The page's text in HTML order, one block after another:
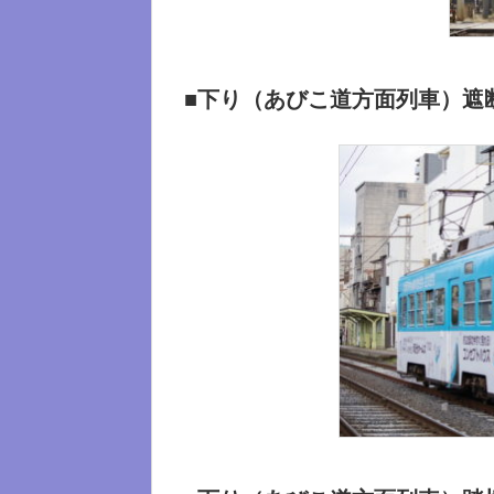
■下り（あびこ道方面列車）遮